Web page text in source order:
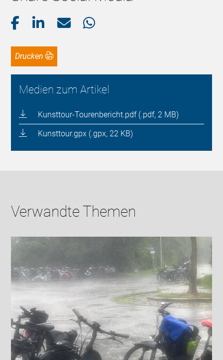
Drucken
Medien zum Artikel
Kunsttour-Tourenbericht.pdf (.pdf, 2 MB)
Kunsttour.gpx (.gpx, 22 KB)
Verwandte Themen